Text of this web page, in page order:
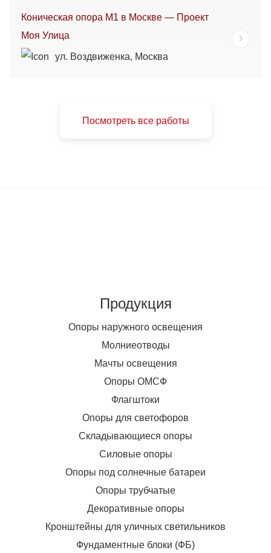
Коническая опора М1 в Москве — Проект
Моя Улица
ул. Воздвиженка, Москва
Посмотреть все работы
Продукция
Опоры наружного освещения
Молниеотводы
Мачты освещения
Опоры ОМСФ
Флагштоки
Опоры для светофоров
Складывающиеся опоры
Силовые опоры
Опоры под солнечные батареи
Опоры трубчатые
Декоративные опоры
Кронштейны для уличных светильников
Фундаментные блоки (ФБ)